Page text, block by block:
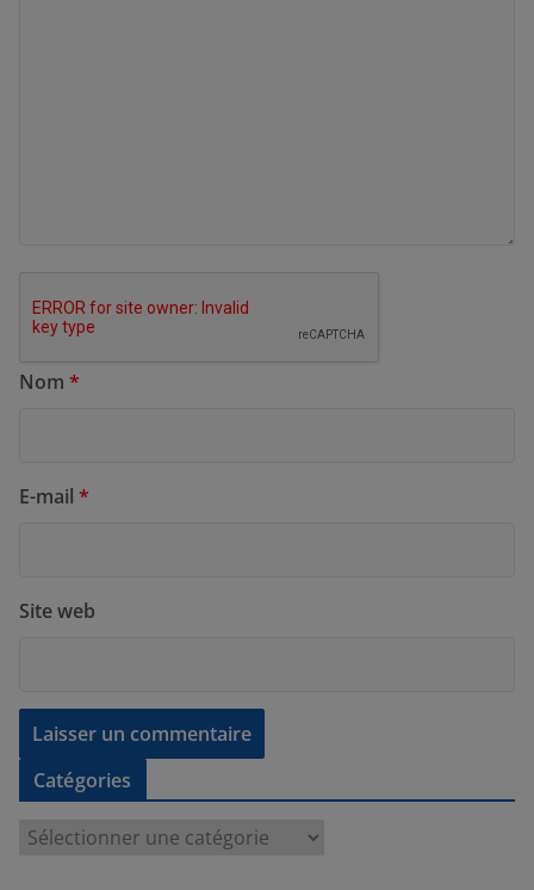
Nom *
E-mail *
Site web
Catégories